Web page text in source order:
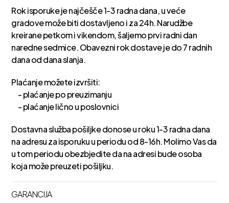
Rok isporuke je najčešče 1-3 radna dana, u veće
gradove može biti dostavljeno i za 24h. Narudžbe
kreirane petkom i vikendom, šaljemo prvi radni dan
naredne sedmice. Obavezni rok dostave je do 7 radnih
dana od dana slanja.
Plaćanje možete izvršiti:
- plaćanje po preuzimanju
- plaćanje lično u poslovnici
Dostavna služba pošiljke donose u roku 1-3 radna dana
na adresu za isporuku u periodu od 8-16h. Molimo Vas da
u tom periodu obezbjedite da na adresi bude osoba
koja može preuzeti pošiljku.
GARANCIJA